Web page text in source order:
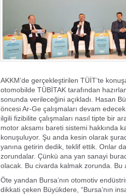
AKKM’de gerçekleştirilen TÜİT’te
otomobilde TÜBİTAK tarafından
sonunda verileceğini açıkladı. Hasan
öncesi Ar-Ge çalışmaları devam
ilgili fizibilite çalışmaları nasıl tipte bir
motor aksamı bareti sistemi hakkında
konuşuluyor. Şu anda kesin olarak
yanına getirin dedik, teklif ettik. Onlar
zorundalar. Çünkü ana yan sanayi
olacak. Bu civarda kalmak zorunda. Bu
Öte yandan Bursa’nın otomotiv
dikkati çeken Büyükdere, “Bursa’nın